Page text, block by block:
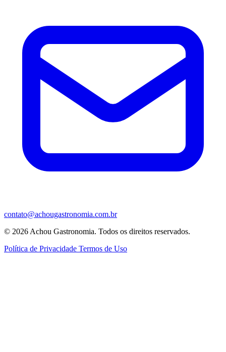
contato@achougastronomia.com.br
© 2026 Achou Gastronomia. Todos os direitos reservados.
Política de Privacidade Termos de Uso